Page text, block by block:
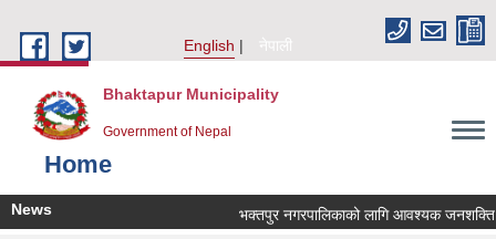
English
नेपाली
Bhaktapur Municipality
Government of Nepal
Home
News भक्तपुर नगरपालिकाको लागि आवश्यक जनशक्ति